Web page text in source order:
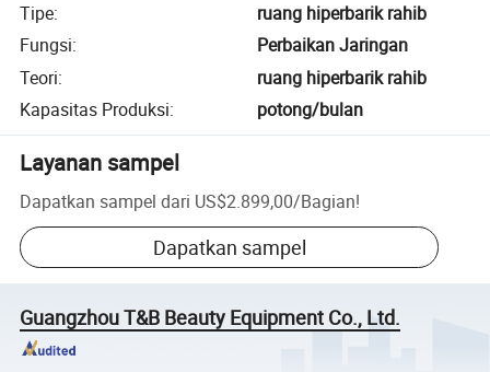
Tipe:
ruang hiperbarik rahib
Fungsi:
Perbaikan Jaringan
Teori:
ruang hiperbarik rahib
Kapasitas Produksi: potong/bulan
Layanan sampel
Dapatkan sampel dari US$2.899,00/Bagian!
Dapatkan sampel
Guangzhou T&B Beauty Equipment Co., Ltd.